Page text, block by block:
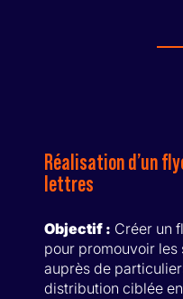
Réalisation d’un
lettres
Objectif : Créer un
pour promouvoir les
auprès de
distribution ciblée